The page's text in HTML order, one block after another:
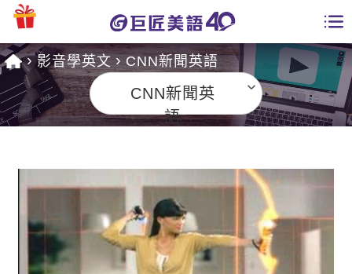
課程總覽
英文課程總表
英文會話
商用英文
免費資源
學員專區
影音學英文 CNN新聞英語
CNN新聞英
語